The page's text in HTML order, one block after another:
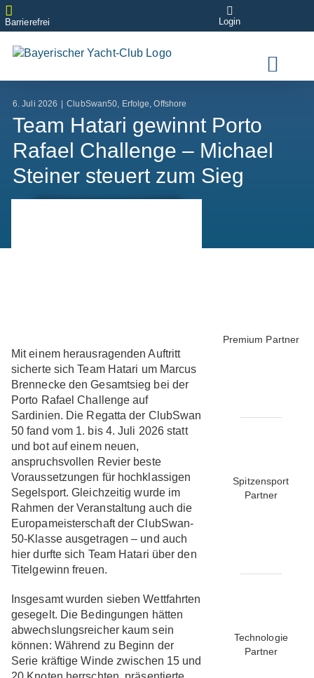
Zum
Inhalt
Barrierefrei Login
6. Juli 2026 ClubSwan50, Erfolge,Offshore
Team Hatari gewinnt Porto
Rafael Challenge – Michael
Steiner steuert zum Sieg
Mit einem herausragenden Auftritt
sicherte sich Team Hatari um Marcus
Brennecke den Gesamtsieg bei der
Porto Rafael Challenge auf
Sardinien. Die Regatta der ClubSwan
50 fand vom 1. bis 4. Juli 2026 statt
und bot auf einem neuen,
anspruchsvollen Revier beste
Voraussetzungen für hochklassigen
Segelsport. Gleichzeitig wurde im
Rahmen der Veranstaltung auch die
Europameisterschaft der ClubSwan-
50-Klasse ausgetragen – und auch
hier durfte sich Team Hatari über den
Titelgewinn freuen.
Insgesamt wurden sieben Wettfahrten
gesegelt. Die Bedingungen hätten
abwechslungsreicher kaum sein
können: Während zu Beginn der
Serie kräftige Winde zwischen 15 und
Premium Partner
Spitzensport
Partner
Technologie
Partner